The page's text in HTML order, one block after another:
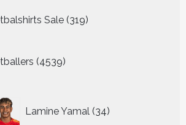
Sale 319
319
producten
4539
producten
Lamine Yamal 34
producten